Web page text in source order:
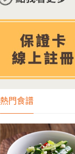
熱門食譜